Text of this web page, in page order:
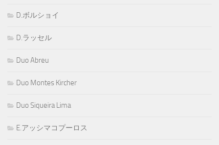
D.ボルショイ
D.ラッセル
Duo Abreu
Duo Montes Kircher
Duo Siqueira Lima
E.アッシマコプーロス